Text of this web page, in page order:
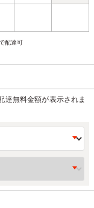
配達可
達無料金額が表示されま